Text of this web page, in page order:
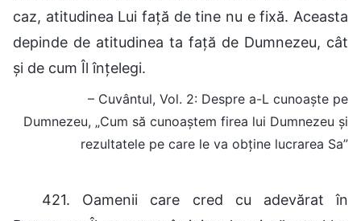
caz, atitudinea Lui față de tine nu e fixă. Aceasta
depinde de atitudinea ta față de Dumnezeu, cât
și de cum Îl înțelegi.
– Cuvântul, Vol. 2: Despre a-L cunoaște pe
Dumnezeu, „Cum să cunoaștem firea lui Dumnezeu și
rezultatele pe care le va obține lucrarea Sa”
421. Oamenii care cred cu adevărat în